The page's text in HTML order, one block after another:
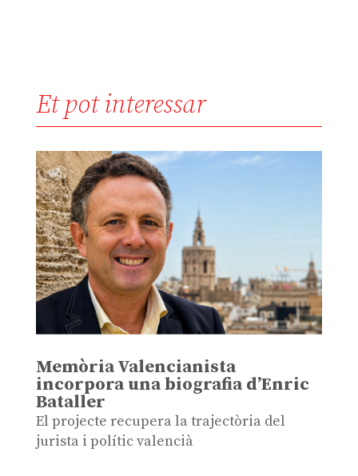
Et pot interessar
Memòria Valencianista
incorpora una biografia d’Enric
Bataller
El projecte recupera la trajectòria del
jurista i polític valencià